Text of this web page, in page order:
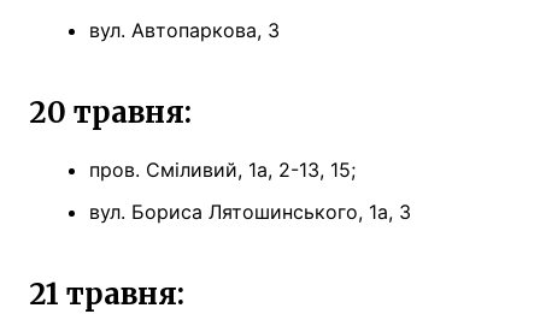
вул. Автопаркова, 3
20 травня:
пров. Сміливий, 1а, 2-13, 15;
вул. Бориса Лятошинського, 1а, 3
21 травня: